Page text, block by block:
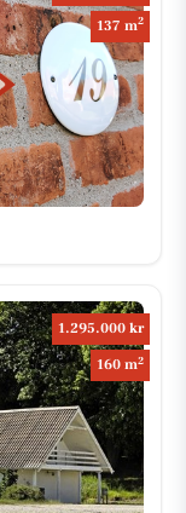
137 m2
1.295.000 kr
160 m2